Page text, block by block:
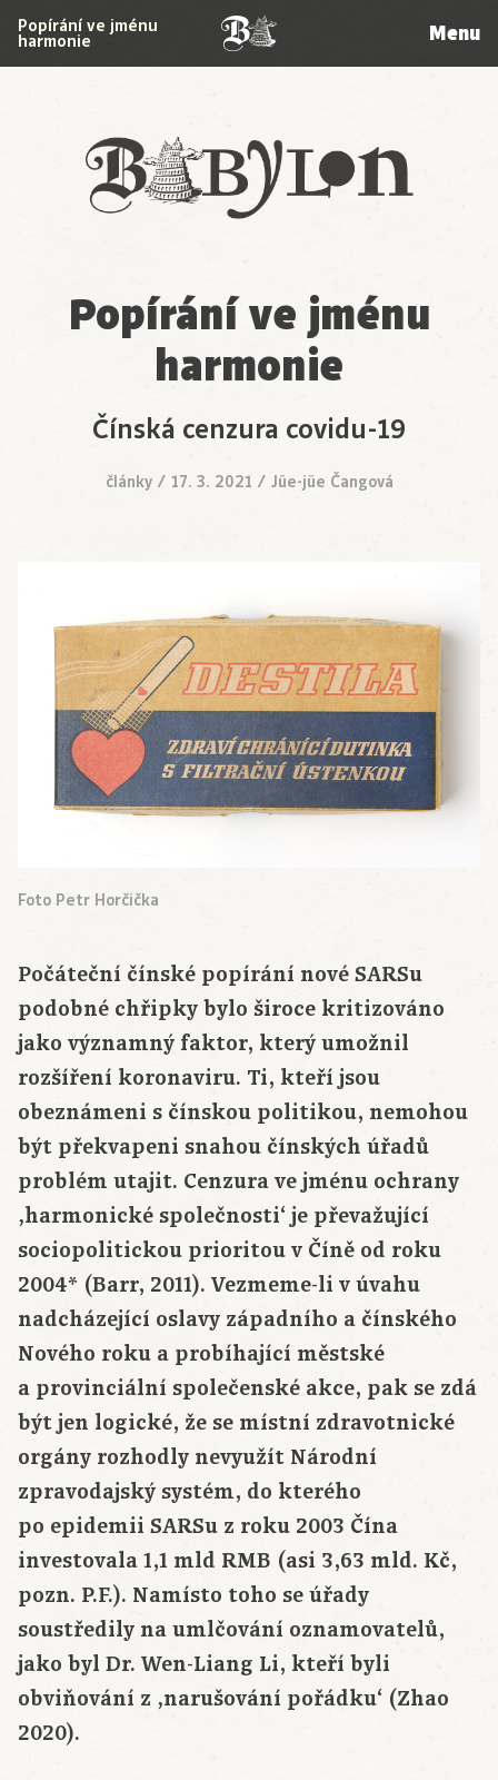
Babylon
Popírání ve jménu
harmonie Menu
Popírání ve jménu
harmonie
Čínská cenzura covidu-19
články/ 17. 3. 2021 / Jüe-jüe Čangová
Foto Petr Horčička
Počáteční čínské popírání nové SARSu
podobné chřipky bylo široce kritizováno
jako významný faktor, který umožnil
rozšíření koronaviru. Ti, kteří jsou
obeznámeni s čínskou politikou, nemohou
být překvapeni snahou čínských úřadů
problém utajit. Cenzura ve jménu ochrany
‚harmonické společnosti‘ je převažující
sociopolitickou prioritou v Číně od roku
2004* (Barr, 2011). Vezmeme-li v úvahu
nadcházející oslavy západního a čínského
Nového roku a probíhající městské
a provinciální společenské akce, pak se zdá
být jen logické, že se místní zdravotnické
orgány rozhodly nevyužít Národní
zpravodajský systém, do kterého
po epidemii SARSu z roku 2003 Čína
investovala 1,1 mld RMB (asi 3,63 mld. Kč,
pozn. P.F.). Namísto toho se úřady
soustředily na umlčování oznamovatelů,
jako byl Dr. Wen-Liang Li, kteří byli
obviňování z ‚narušování pořádku‘ (Zhao
2020).